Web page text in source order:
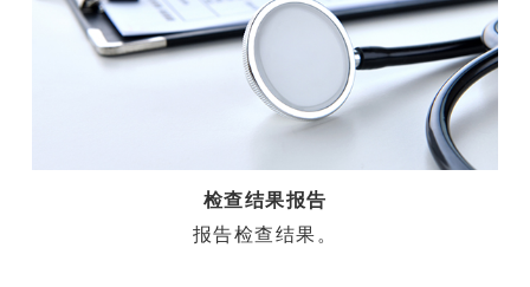
检查结果报告
报告检查结果。